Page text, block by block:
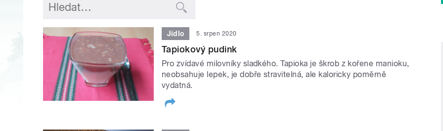
Jídlo 5. srpen 2020
Tapiokový pudink
Pro zvídavé milovníky sladkého. Tapioka je škrob z kořene manioku,
neobsahuje lepek, je dobře stravitelná, ale kaloricky poměrně
vydatná.